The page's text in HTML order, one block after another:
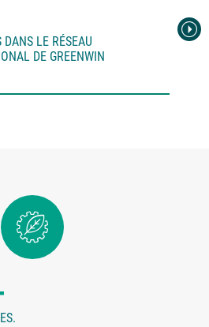
DANS LE RÉSEAU
DE GREENWIN